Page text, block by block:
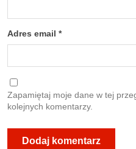
Adres email *
Zapamiętaj moje dane w tej
kolejnych komentarzy.